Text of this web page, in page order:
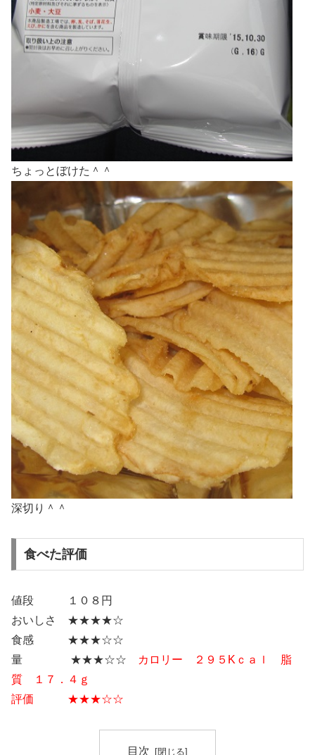
ちょっとぼけた＾＾
深切り＾＾
食べた評価
値段 １０８円
おいしさ ★★★★☆
食感 ★★★☆☆
量 ★★★☆☆
カロリー ２９５Kｃａｌ 脂
質 １７．４ｇ
評価 ★★★☆☆
目次